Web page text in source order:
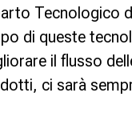
Tecnologico
di queste
il flusso
ci sarà